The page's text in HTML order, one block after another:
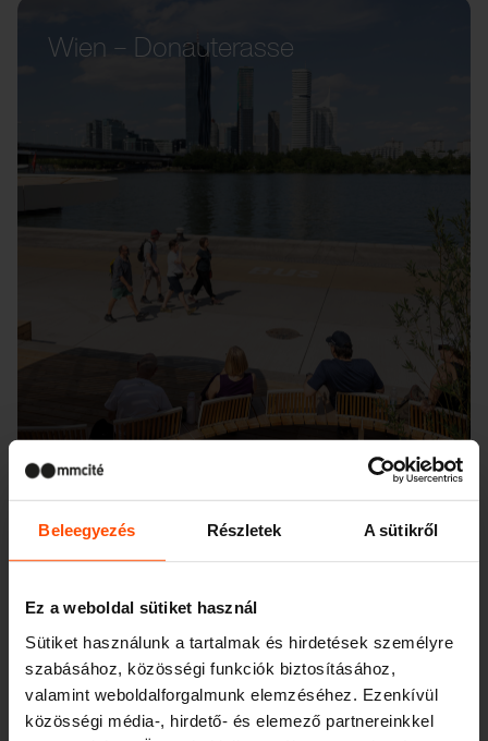
Beleegyezés Részletek A sütikről
Ez a weboldal sütiket használ
Sütiket használunk a tartalmak és hirdetések személyre
szabásához, közösségi funkciók biztosításához,
valamint weboldalforgalmunk elemzéséhez. Ezenkívül
közösségi média-, hirdető- és elemező partnereinkkel
Wien – Donauterasse
Seattle – Popup park